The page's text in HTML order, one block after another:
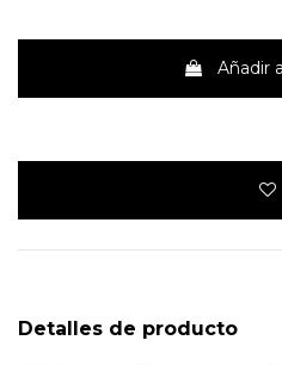
Añadir
Detalles de producto